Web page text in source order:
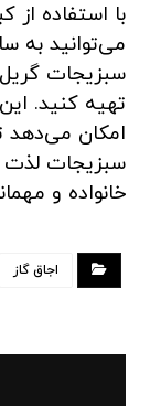
با استفاده از
می‌توانید به
سبزیجات
تهیه کنید.
امکان می‌دهد
سبزیجات لذت
خانواده و
اجاق گاز